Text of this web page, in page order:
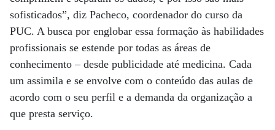
sofisticados”, diz Pacheco, coordenador do curso da
PUC. A busca por englobar essa formação às habilidades
profissionais se estende por todas as áreas de
conhecimento – desde publicidade até medicina. Cada
um assimila e se envolve com o conteúdo das aulas de
acordo com o seu perfil e a demanda da organização a
que presta serviço.